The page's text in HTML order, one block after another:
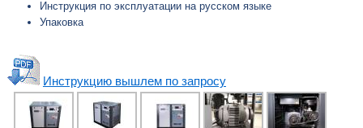
Инструкция по эксплуатации на русском языке
Упаковка
Инструкцию вышлем по запросу